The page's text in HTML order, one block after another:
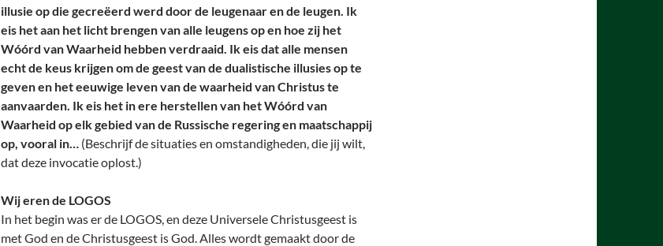
illusie op die gecreëerd werd door de leugenaar en de leugen. Ik
eis het aan het licht brengen van alle leugens op en hoe zij het
Wóórd van Waarheid hebben verdraaid. Ik eis dat alle mensen
echt de keus krijgen om de geest van de dualistische illusies op te
geven en het eeuwige leven van de waarheid van Christus te
aanvaarden. Ik eis het in ere herstellen van het Wóórd van
Waarheid op elk gebied van de Russische regering en maatschappij
op, vooral in… (Beschrijf de situaties en omstandigheden, die jij wilt,
dat deze invocatie oplost.)
Wij eren de LOGOS
In het begin was er de LOGOS, en deze Universele Christusgeest is
met God en de Christusgeest is God. Alles wordt gemaakt door de